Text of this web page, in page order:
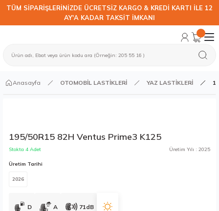
TÜM SİPARİŞLERİNİZDE ÜCRETSİZ KARGO & KREDİ KARTI İLE 12
AY'A KADAR TAKSİT İMKANI
Anasayfa OTOMOBİL LASTİKLERİ YAZ LASTİKLERİ
195/50R15 82H Ventus Prime3 K125
Stokta 4 Adet Üretim Yılı : 2025
Üretim Tarihi
2026
D A 71dB